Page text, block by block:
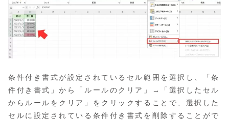
条件付き書式が設定されているセル範囲を選択し、「条
件付き書式」から「ルールのクリア」→「選択したセル
からルールをクリア」をクリックすることで、選択した
セルに設定されている条件付き書式を削除することがで